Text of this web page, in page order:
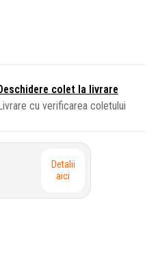
colet la livrare
cu verificarea coletului
Detalii
aici